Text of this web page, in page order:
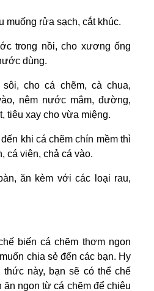
muống rửa sạch, cắt khúc.
trong nồi, cho xương ống
dùng.
cho cá chẽm, cà chua,
nêm nước mắm, đường,
tiêu xay cho vừa miệng.
khi cá chẽm chín mềm thì
cá viên, chả cá vào.
ăn kèm với các loại rau,
biến cá chẽm thơm ngon
chia sẻ đến các bạn. Hy
này, bạn sẽ có thể chế
ngon từ cá chẽm để chiêu